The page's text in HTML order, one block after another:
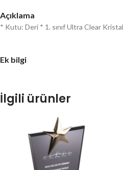
Açıklama
* Kutu: Deri * 1. sınıf Ultra Clear
Ek bilgi
İlgili ürünler